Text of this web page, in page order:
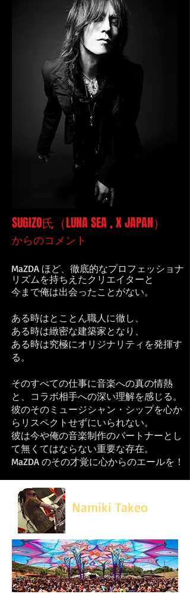
​SUGIZO氏（LUNA SEA , X JAPAN）
からのコメント
MaZDA ほど、徹底的なプロフェッショナ
リズムを持ちえたクリエイターと
今まで俺は出会ったことがない。
ある時はとことん職人に徹し、
ある時は緻密な建築家となり、
ある時は究極にオリジナリティを発揮す
る。
そのすべての仕事に音楽への真の情熱
と、コラボ相手への深い理解を感じる。
彼のそのミュージシャン・シップを心か
らリスペクトせずにいられない。
彼は今や俺の音楽制作のパートナーとし
て無くてはならない重要な存在。
MaZDA のその才覚に心からのエールを！
Namiki Takeo